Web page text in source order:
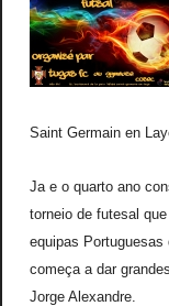
Saint Germain en
Ja e o quarto ano
torneio de futesal
equipas Portuguesas
começa a dar
Jorge Alexandre.